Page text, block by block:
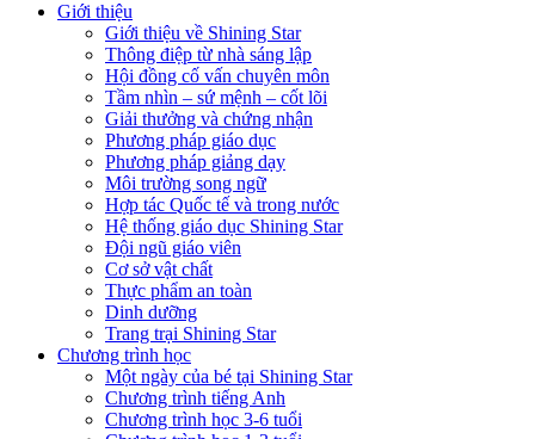
Giới thiệu
Giới thiệu về Shining Star
Thông điệp từ nhà sáng lập
Hội đồng cố vấn chuyên môn
Tầm nhìn – sứ mệnh – cốt lõi
Giải thưởng và chứng nhận
Phương pháp giáo dục
Phương pháp giảng dạy
Môi trường song ngữ
Hợp tác Quốc tế và trong nước
Hệ thống giáo dục Shining Star
Đội ngũ giáo viên
Cơ sở vật chất
Thực phẩm an toàn
Dinh dưỡng
Trang trại Shining Star
Chương trình học
Một ngày của bé tại Shining Star
Chương trình tiếng Anh
Chương trình học 3-6 tuổi